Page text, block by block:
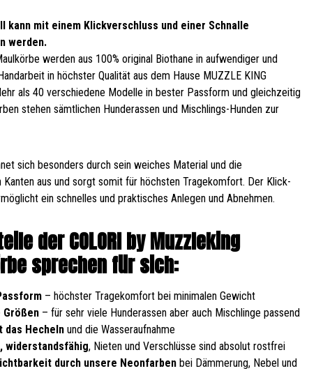
kann mit einem Klickverschluss und einer Schnalle
werden.
werden aus 100% original Biothane in aufwendiger und
in höchster Qualität aus dem Hause MUZZLE KING
als 40 verschiedene Modelle in bester Passform und gleichzeitig
stehen sämtlichen Hunderassen und Mischlings-Hunden zur
sich besonders durch sein weiches Material und die
Kanten aus und sorgt somit für höchsten Tragekomfort. Der Klick-
ein schnelles und praktisches Anlegen und Abnehmen.
der COLORI by Muzzleking
sprechen für sich:
– höchster Tragekomfort bei minimalen Gewicht
Größen – für sehr viele Hunderassen aber auch Mischlinge passend
das Hecheln und die Wasseraufnahme
widerstandsfähig, Nieten und Verschlüsse sind absolut rostfrei
durch unsere Neonfarben bei Dämmerung, Nebel und